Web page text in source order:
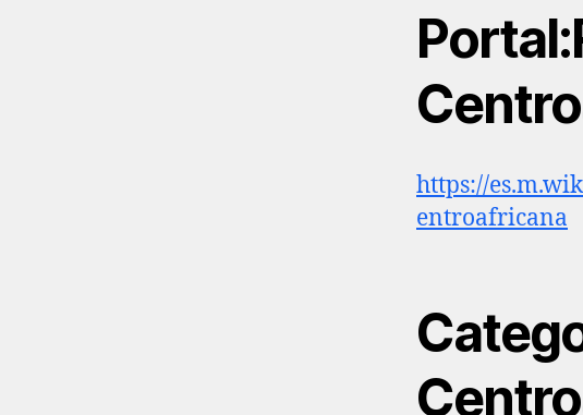
https://
entroafricana